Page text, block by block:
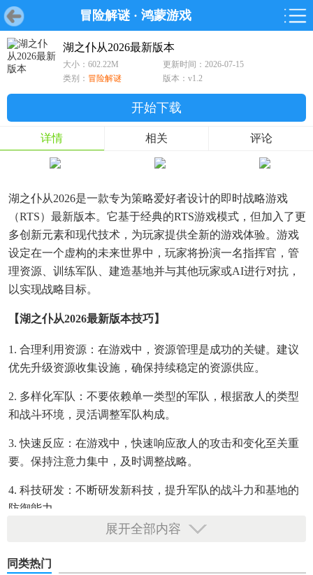
冒险解谜· 鸿蒙游戏
首页 游戏 软件 鸿蒙游戏
首页 游戏 软件 鸿蒙
游戏
鸿蒙
软件
专题
湖之仆从2026最新版本
大小：602.22M
更新时间：2026-07-15
类别： 冒险解谜 版本：v1.2
开始下载
详情 相关 评论
湖之仆从2026是一款专为策略爱好者设计的即时战略游戏
（RTS）最新版本。它基于经典的RTS游戏模式，但加入了更
多创新元素和现代技术，为玩家提供全新的游戏体验。游戏
设定在一个虚构的未来世界中，玩家将扮演一名指挥官，管
理资源、训练军队、建造基地并与其他玩家或AI进行对抗，
以实现战略目标。
【湖之仆从2026最新版本技巧】
1. 合理利用资源：在游戏中，资源管理是成功的关键。建议
优先升级资源收集设施，确保持续稳定的资源供应。
2. 多样化军队：不要依赖单一类型的军队，根据敌人的类型
和战斗环境，灵活调整军队构成。
3. 快速反应：在游戏中，快速响应敌人的攻击和变化至关重
要。保持注意力集中，及时调整战略。
4. 科技研发：不断研发新科技，提升军队的战斗力和基地的
防御能力。
5. 战术规划：在战斗前制定详细的战术计划，包括军队的部
署、攻击路线和防御策略。
展开全部内容
同类热门